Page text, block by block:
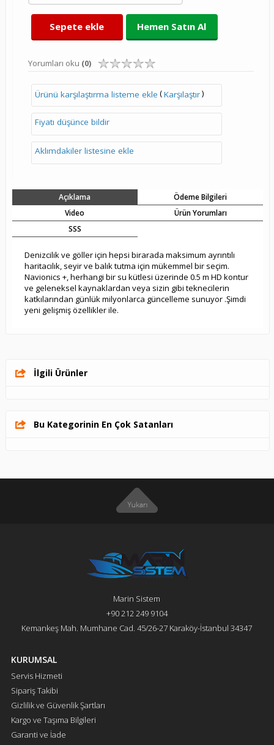
Sepete ekle Hemen Satın Al
Yorumları oku (0)
Ürünü karşılaştırma listeme ekle (Karşılaştır)
Fiyatı düşünce bildir
Aklımdakiler listesine ekle
Açıklama
Ödeme Bilgileri
Video
Ürün Yorumları
SSS
Denizcilik ve göller için hepsi birarada maksimum ayrıntılı
haritacılık, seyir ve balık tutma için mükemmel bir seçim.
Navionics +, herhangi bir su kütlesi üzerinde 0.5 m HD kontur
ve geleneksel kaynaklardan veya sizin gibi teknecilerin
katkılarından günlük milyonlarca güncelleme sunuyor .Şimdi
yeni gelişmiş özellikler ile.
İlgili Ürünler
Bu Kategorinin En Çok Satanları
Marin Sistem
+90 212 249 9104
Kemankeş Mah. Mumhane Cad. 45/26-27 Karaköy-İstanbul 34347
KURUMSAL
Servis Hizmeti
Sipariş Takibi
Gizlilik ve Güvenlik Şartları
Kargo ve Taşıma Bilgileri
Garanti ve İade